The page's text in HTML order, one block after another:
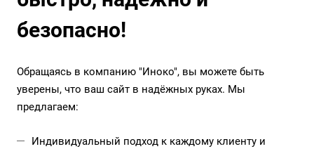
безопасно!
Обращаясь в компанию "Иноко", вы можете быть
уверены, что ваш сайт в надёжных руках. Мы
предлагаем:
Индивидуальный подход к каждому клиенту и